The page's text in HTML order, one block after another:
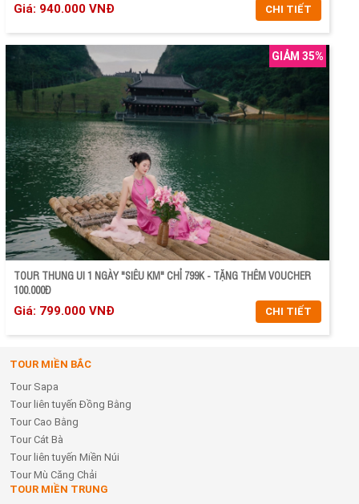
CHI TIẾT
ĐẶT TOUR
Giá: 940.000 VNĐ CHI TIẾT
GIẢM 35%
TOUR THUNG UI 1 NGÀY "SIÊU KM" CHỈ 799K - TẶNG THÊM VOUCHER
100.000Đ
Giá: 799.000 VNĐ CHI TIẾT
TOUR MIỀN BẮC
Tour Sapa
Tour liên tuyến Đồng Bằng
Tour Cao Bằng
Tour Cát Bà
Tour liên tuyến Miền Núi
Tour Mù Căng Chải
TOUR MIỀN TRUNG